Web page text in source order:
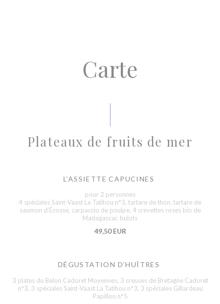
Carte
Plateaux de fruits de mer
L’ASSIETTE CAPUCINES
pour 2 personnes
4 spéciales Saint-Vaast La Tatihou n°3, tartare de thon, tartare de
saumon d’Écosse, carpaccio de poulpe, 4 crevettes roses bio de
Madagascar, bulots
49,50 EUR
DÉGUSTATION D’HUÎTRES
3 plates du Belon Cadoret Moyennes, 3 creuses de Bretagne Cadoret
n°3, 3 spéciales Saint-Vaast La Tatihou n°3, 3 spéciales Gillardeau
Papillon n°5